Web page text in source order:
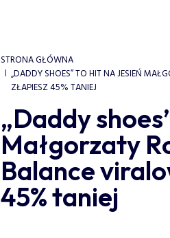
STRONA GŁÓWNA
„DADDY SHOES” TO HIT NA JESIEŃ
ZŁAPIESZ 45% TANIEJ
„Daddy
Małgorzaty
Balance
45% taniej